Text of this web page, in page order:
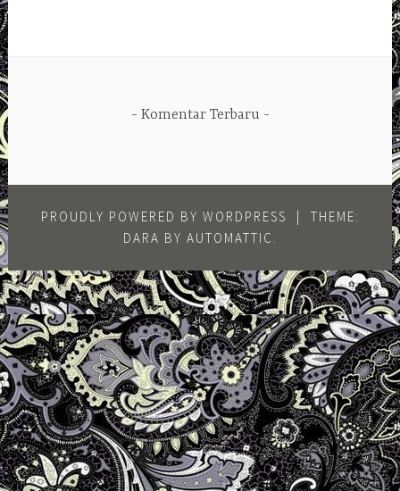
Komentar Terbaru
PROUDLY POWERED BY WORDPRESS |
THEME:
DARA BY AUTOMATTIC